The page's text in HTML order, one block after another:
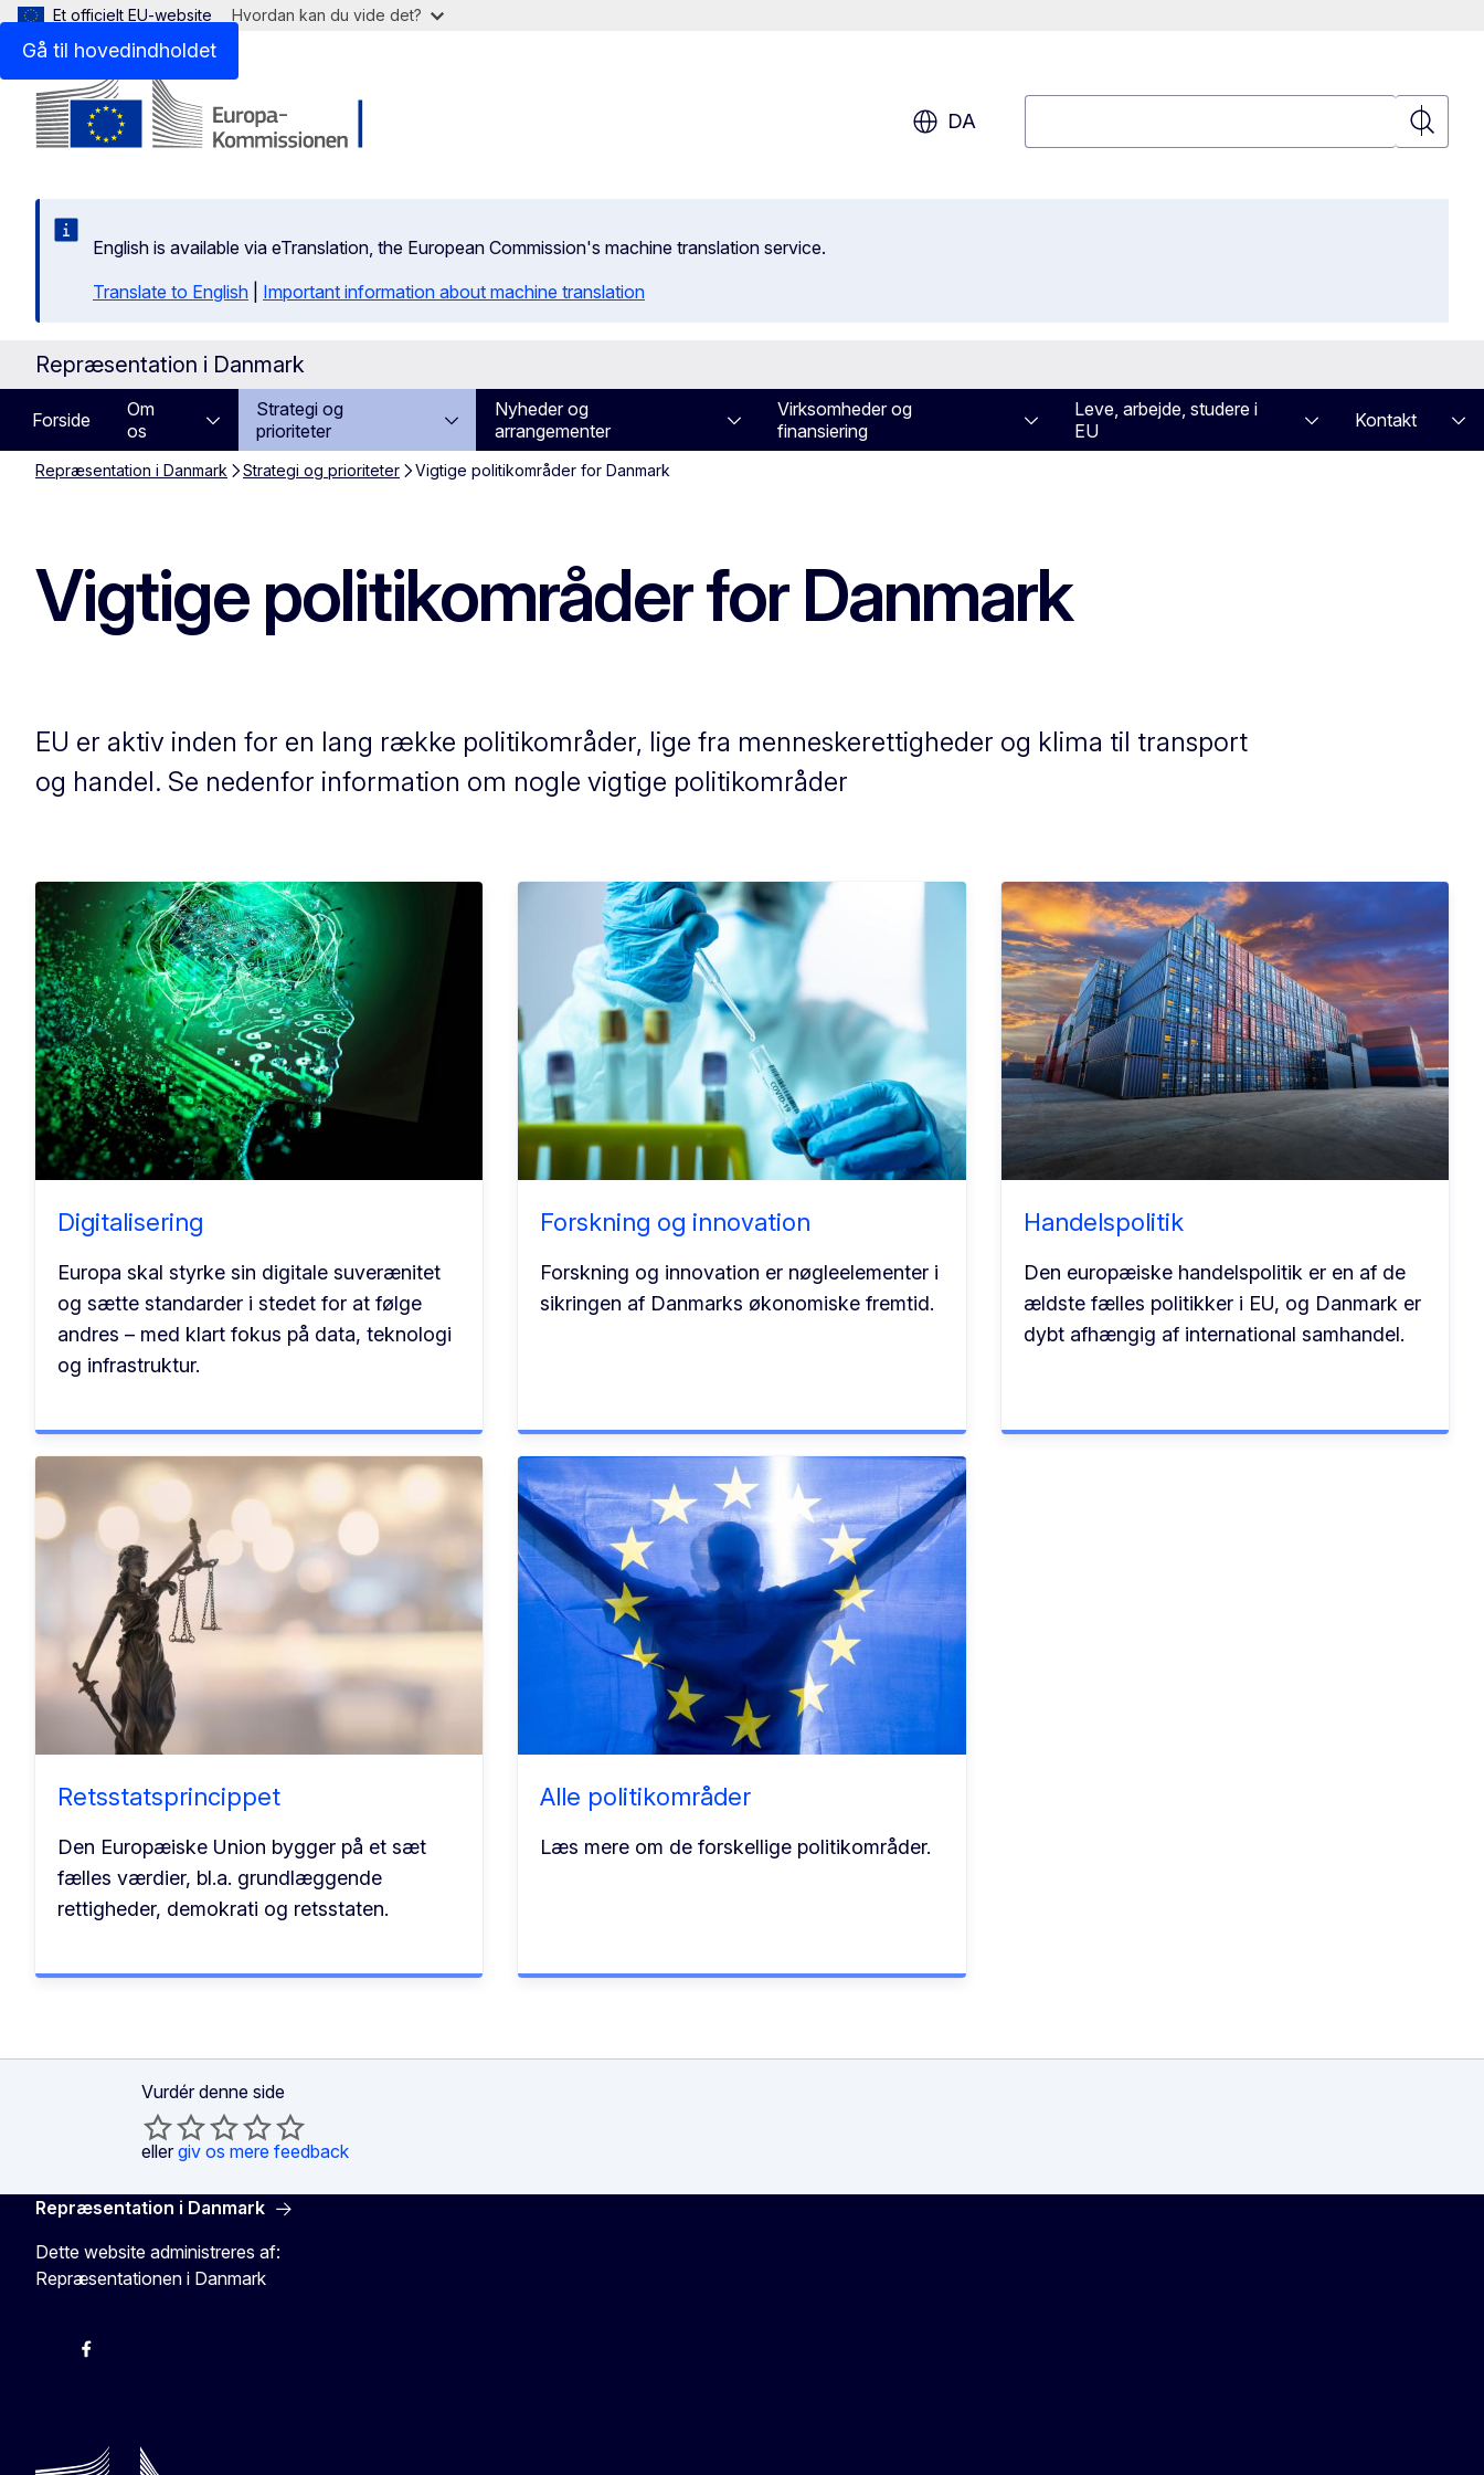
Gå til hovedindholdet
Et officielt EU-website Hvordan kan du vide det?
DA
Søgning
English is available via eTranslation, the European Commission's machine translation service.
Translate to English
Important information about machine translation
Repræsentation i Danmark
Forside
Om
os
Strategi og
prioriteter
Nyheder og
arrangementer
Virksomheder og
finansiering
Leve, arbejde, studere i
EU
Kontakt
Repræsentation i Danmark Strategi og prioriteter Vigtige politikområder for Danmark
Vigtige politikområder for Danmark
EU er aktiv inden for en lang række politikområder, lige fra menneskerettigheder og klima til transport
og handel. Se nedenfor information om nogle vigtige politikområder
Digitalisering
Europa skal styrke sin digitale suverænitet
og sætte standarder i stedet for at følge
andres – med klart fokus på data, teknologi
og infrastruktur.
Forskning og innovation
Forskning og innovation er nøgleelementer i
sikringen af Danmarks økonomiske fremtid.
Handelspolitik
Den europæiske handelspolitik er en af de
ældste fælles politikker i EU, og Danmark er
dybt afhængig af international samhandel.
Retsstatsprincippet
Den Europæiske Union bygger på et sæt
fælles værdier, bl.a. grundlæggende
rettigheder, demokrati og retsstaten.
Alle politikområder
Læs mere om de forskellige politikområder.
Vurdér denne side
eller giv os mere feedback
Repræsentation i Danmark
Dette website administreres af:
Repræsentationen i Danmark